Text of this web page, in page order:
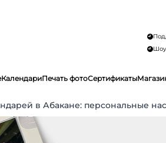
КалендариПечать фотоСертификаты
в Абакане: персональные